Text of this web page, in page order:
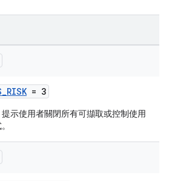
= 3
示使用者關閉所有可擷取或控制使用